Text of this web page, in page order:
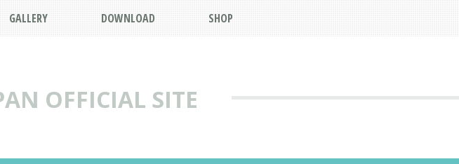
OFFICIAL SITE
GALLERY DOWNLOAD SHOP